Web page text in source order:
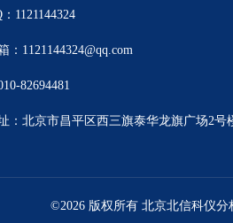
1121144324
：1121144324@qq.com
82694481
：北京市昌平区西三旗泰华龙旗广场2号
©2026 版权所有 北京北信科仪